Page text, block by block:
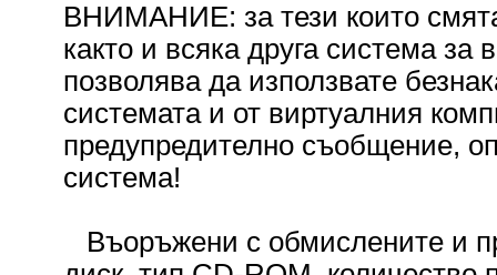
ВНИМАНИЕ: за тези които
както и всяка друга система
позволява да използвате
системата и от виртуалния
предупредително съобщение,
система!
Въоръжени с обмислените и